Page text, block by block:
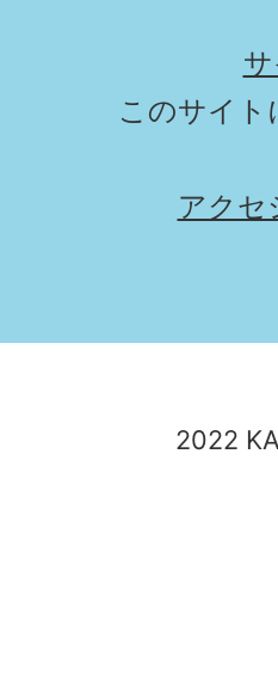
このサイト
アクセ
2022